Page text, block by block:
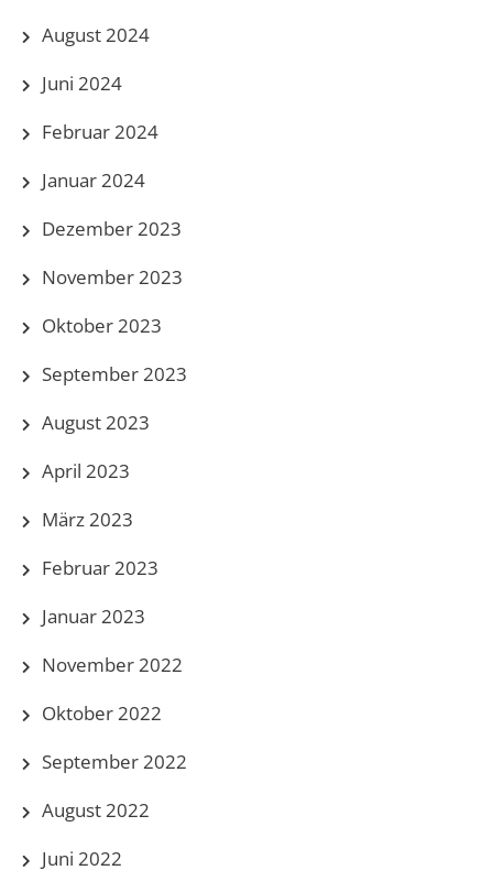
August 2024
Juni 2024
Februar 2024
Januar 2024
Dezember 2023
November 2023
Oktober 2023
September 2023
August 2023
April 2023
März 2023
Februar 2023
Januar 2023
November 2022
Oktober 2022
September 2022
August 2022
Juni 2022